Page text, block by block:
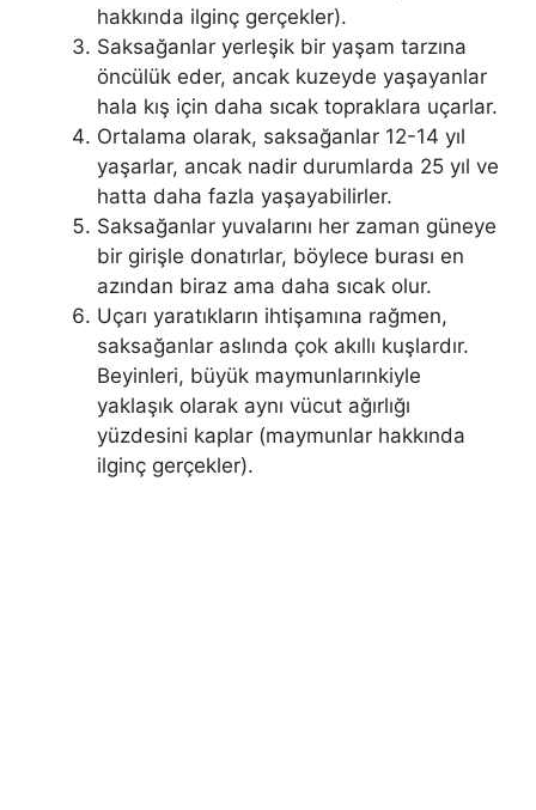
hakkında ilginç gerçekler).
Saksağanlar yerleşik bir yaşam tarzına
öncülük eder, ancak kuzeyde yaşayanlar
hala kış için daha sıcak topraklara uçarlar.
Ortalama olarak, saksağanlar 12-14 yıl
yaşarlar, ancak nadir durumlarda 25 yıl ve
hatta daha fazla yaşayabilirler.
Saksağanlar yuvalarını her zaman güneye
bir girişle donatırlar, böylece burası en
azından biraz ama daha sıcak olur.
Uçarı yaratıkların ihtişamına rağmen,
saksağanlar aslında çok akıllı kuşlardır.
Beyinleri, büyük maymunlarınkiyle
yaklaşık olarak aynı vücut ağırlığı
yüzdesini kaplar (maymunlar hakkında
ilginç gerçekler).